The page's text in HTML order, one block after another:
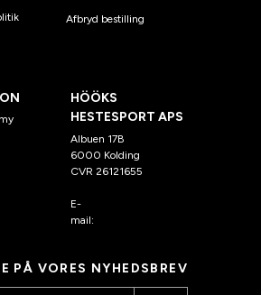
Afbryd bestilling
HÖÖKS
HESTESPORT APS
Albuen 17B
6000 Kolding
CVR 26121655
E-
mail:
PÅ VORES NYHEDSBREV